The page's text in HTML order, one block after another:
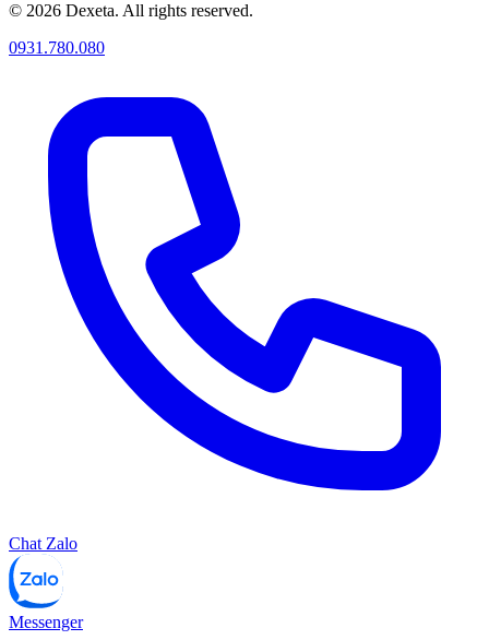
© 2026 Dexeta. All rights reserved.
0931.780.080
Chat Zalo
Messenger